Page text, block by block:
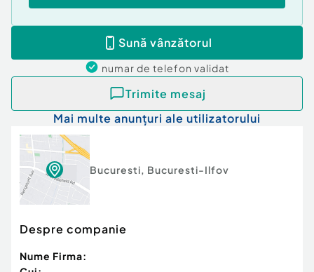
Sună vânzătorul
numar de telefon validat
Trimite mesaj
Mai multe anunțuri ale utilizatorului
Bucuresti, Bucuresti-Ilfov
Despre companie
Nume Firma: